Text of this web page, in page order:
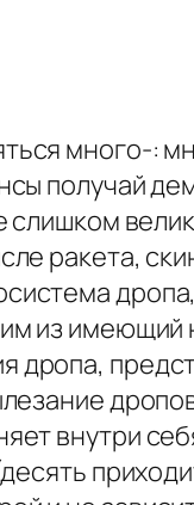
много-:
получай
ракета,
из
внутри